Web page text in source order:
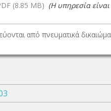
(8.85 MB) (Η υπηρεσία
από πνευματικά